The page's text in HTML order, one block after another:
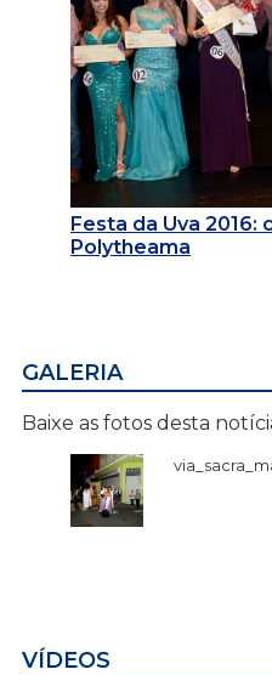
Festa da Uva
Polytheama
GALERIA
Baixe as fotos desta
VÍDEOS